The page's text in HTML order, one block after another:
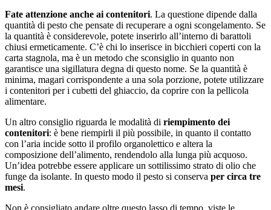
Fate attenzione anche ai contenitori. La questione dipende dalla
quantità di pesto che pensate di recuperare a ogni scongelamento. Se
la quantità è considerevole, potete inserirlo all’interno di barattoli
chiusi ermeticamente. C’è chi lo inserisce in bicchieri coperti con la
carta stagnola, ma è un metodo che sconsiglio in quanto non
garantisce una sigillatura degna di questo nome. Se la quantità è
minima, magari corrispondente a una sola porzione, potete utilizzare
i contenitori per i cubetti del ghiaccio, da coprire con la pellicola
alimentare.
Un altro consiglio riguarda le modalità di riempimento dei
contenitori: è bene riempirli il più possibile, in quanto il contatto
con l’aria incide sotto il profilo organolettico e altera la
composizione dell’alimento, rendendolo alla lunga più acquoso.
Un’idea potrebbe essere applicare un sottilissimo strato di olio che
funge da isolante. In questo modo il pesto si conserva per circa tre
mesi.